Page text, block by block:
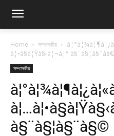
Home সম্পাদকীয়
à¦•à§à¦Ÿà§‹à¦¬à¦°
সম্পাদকীয়
à§¨à§¦à§¨à§©